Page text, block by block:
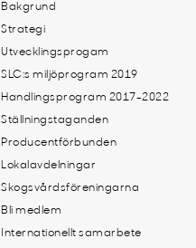
Bakgrund
Strategi
Utvecklingsprogam
SLC:s miljöprogram 2019
Handlingsprogram 2017-2022
Ställningstaganden
Producentförbunden
Lokalavdelningar
Skogsvårdsföreningarna
Bli medlem
Internationellt samarbete